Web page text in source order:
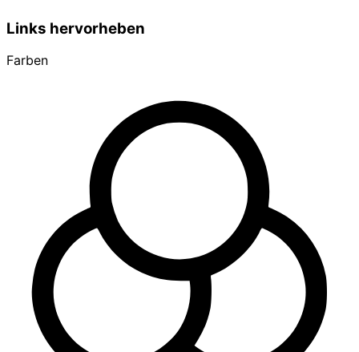
Links hervorheben
Farben